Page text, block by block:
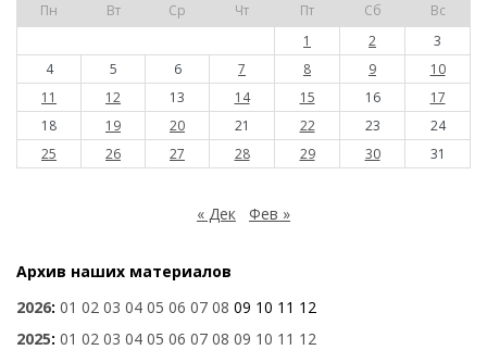
Пн Вт Ср Чт Пт Сб
Вс
1
2
3
4
5 6 7 8 9
10
11
12 13 14 15 16
17
18
19 20 21 22 23
24
25
26 27 28 29 30 31
« Дек Фев »
Архив наших материалов
2026: 01 02 03 04 05 06 07 08 09 10 11 12
2025: 01 02 03 04 05 06 07 08 09 10 11 12